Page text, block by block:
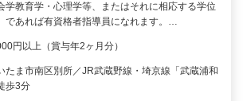
学教育学・心理学等、またはそれに相応する学位
であれば有資格者指導員になれます。…
円以上（賞与年2ヶ月分）
たま市南区別所／JR武蔵野線・埼京線「武蔵浦和
歩3分